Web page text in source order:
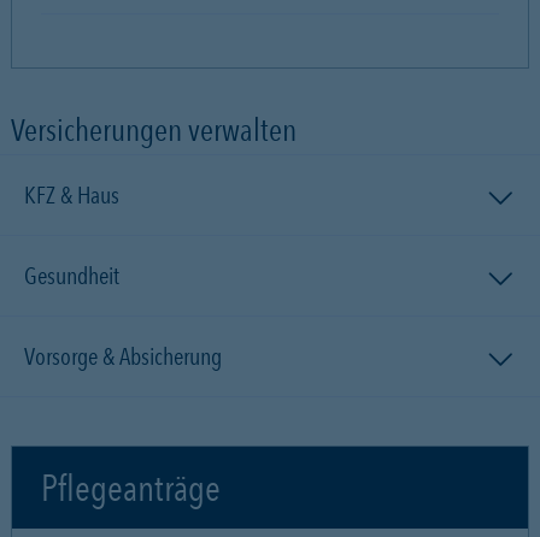
Versicherungen verwalten
KFZ & Haus
Gesundheit
Vorsorge & Absicherung
Pflegeanträge